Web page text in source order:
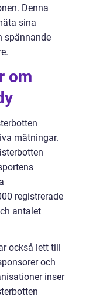
Denna
sina
spännande
om
mätningar.
registrerade
antalet
också lett till
och
inser